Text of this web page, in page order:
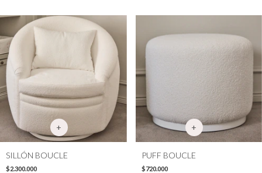
SILLÓN BOUCLE
$2.300.000
PUFF BOUCLE
$720.000